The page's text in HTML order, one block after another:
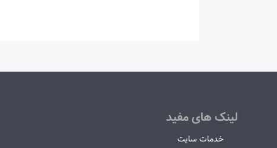
لینک های مفید
خدمات سایت